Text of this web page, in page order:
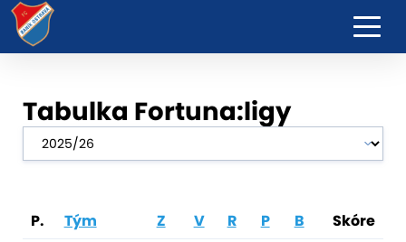
Tabulka Fortuna:ligy
P. Tým Z V R P B Skóre